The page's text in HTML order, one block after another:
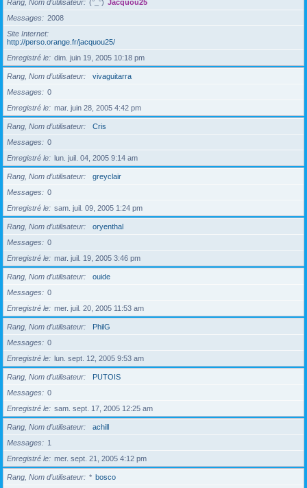
Rang, Nom d’utilisateur (°_°) Jacquou25
Messages
2008
Site Internet
http://perso.orange.fr/jacquou25/
Enregistré le
dim. juin 19, 2005 10:18 pm
Rang, Nom d’utilisateur
vivaguitarra
Messages
0
Enregistré le
mar. juin 28, 2005 4:42 pm
Rang, Nom d’utilisateur
Cris
Messages
0
Enregistré le
lun. juil. 04, 2005 9:14 am
Rang, Nom d’utilisateur
greyclair
Messages
0
Enregistré le
sam. juil. 09, 2005 1:24 pm
Rang, Nom d’utilisateur
oryenthal
Messages
0
Enregistré le
mar. juil. 19, 2005 3:46 pm
Rang, Nom d’utilisateur
ouide
Messages
0
Enregistré le
mer. juil. 20, 2005 11:53 am
Rang, Nom d’utilisateur
PhilG
Messages
0
Enregistré le
lun. sept. 12, 2005 9:53 am
Rang, Nom d’utilisateur
PUTOIS
Messages
0
Enregistré le
sam. sept. 17, 2005 12:25 am
Rang, Nom d’utilisateur
achill
Messages
1
Enregistré le
mer. sept. 21, 2005 4:12 pm
Rang, Nom d’utilisateur * bosco